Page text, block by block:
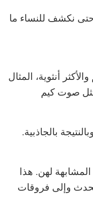
نكشف للنساء ما
أنثوية، المثال
صوت كيم
بالجاذبية.
لهن. هذا
وإلى فروقات